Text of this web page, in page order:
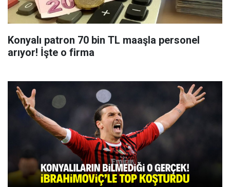
Konyalı patron 70 bin TL maaşla personel
arıyor! İşte o firma